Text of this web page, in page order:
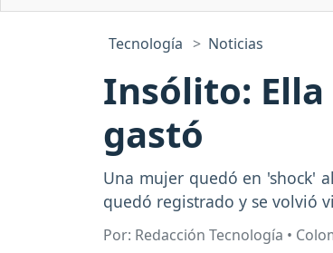
Tecnología Noticias
Insólito:
gastó
Una mujer quedó en 'shock'
quedó registrado y se volvió
Por: Redacción Tecnología •